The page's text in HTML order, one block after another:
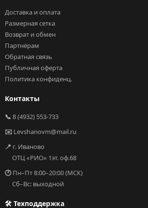
Доставка и оплата
Размерная сетка
Возврат и обмен
Партнёрам
Обратная связь
Публичная оферта
Политика конфиденц.
Контакты
📞 8 (4932) 553-733
✉️ Levshanovm@mail.ru
📍 г. Иваново
ОТЦ «РИО» 1эт. оф.68
🕐Пн–Пт 8:00–20:00 (МСК)
Сб–Вс: выходной
🛠 Техподдержка